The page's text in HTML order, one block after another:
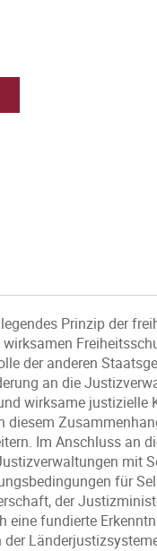
Prinzip der
der anderen
an die
wirksame justizielle
diesem
Im Anschluss an
mit
für
der
eine fundierte